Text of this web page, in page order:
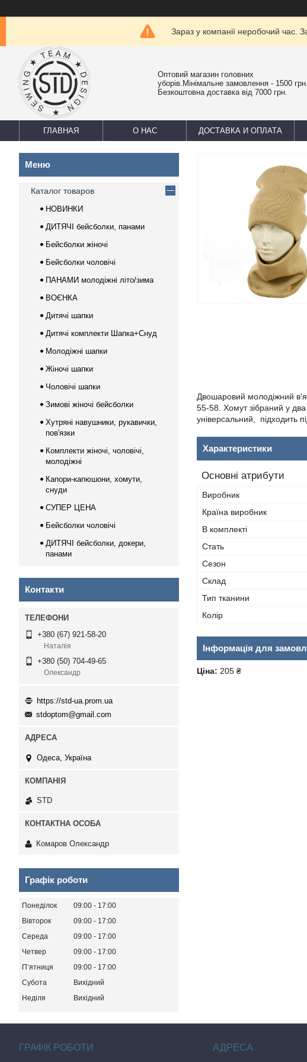
Зараз у компанії неробочий час.
Оптовий магазин головних
уборів.Мінімальне замовлення - 1500 грн.
Безкоштовна доставка від 7000 грн.
ГЛАВНАЯ О НАС ДОСТАВКА И ОПЛАТА
Двошаровий молодіжний
55-58. Хомут зібраний у
універсальний, підходить
Характеристики
Основні атрибути
Виробник
Країна виробник
В комплекті
Стать
Сезон
Склад
Тип тканини
Колір
Інформація для
Ціна: 205 ₴
Каталог товаров
НОВИНКИ
ДИТЯЧІ бейсболки, панами
Бейсболки жіночі
Бейсболки чоловічі
ПАНАМИ молодіжні літо/зима
ВОЄНКА
Дитячі шапки
Дитячі комплекти Шапка+Снуд
Молодіжні шапки
Жіночі шапки
Чоловічі шапки
Зимові жіночі бейсболки
Хутряні навушники, рукавички,
пов'язки
Комплекти жіночі, чоловічі,
молодіжні
Капори-капюшони, хомути,
снуди
СУПЕР ЦЕНА
Бейсболки чоловічі
ДИТЯЧІ бейсболки, докери,
панами
Контакти
+380 (67) 921-58-20
Наталія
+380 (50) 704-49-65
Олександр
https://std-ua.prom.ua
stdoptom@gmail.com
Одеса, Україна
STD
Комаров Олександр
Графік роботи
Понеділок 09:00
17:00
Вівторок
09:00
17:00
Середа
09:00
17:00
Четвер
09:00
17:00
Пʼятниця
09:00
17:00
Субота
Вихідний
Неділя
Вихідний
ГРАФІК РОБОТИ